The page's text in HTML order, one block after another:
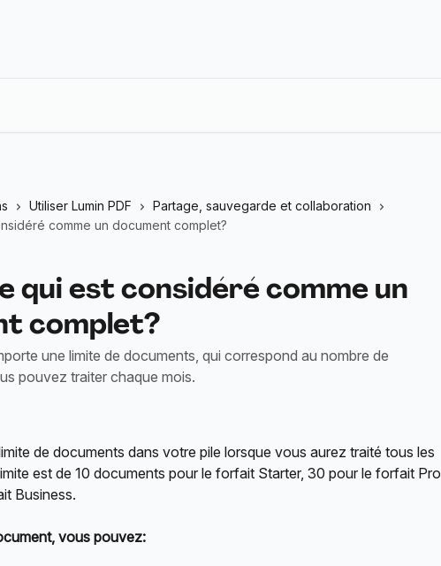
Utiliser Lumin PDF
Partage, sauvegarde et collaboration
comme un document complet?
qui est considéré comme un
complet?
une limite de documents, qui correspond au nombre de
pouvez traiter chaque mois.
de documents dans votre pile lorsque vous aurez traité tous les
est de 10 documents pour le forfait Starter, 30 pour le forfait Pro
Business.
vous pouvez: